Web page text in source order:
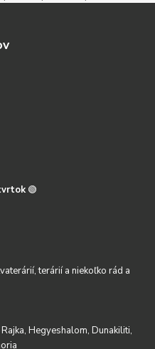
🟢
terárií a niekoľko rád a
Rajka, Hegyeshalom, Dunakiliti,